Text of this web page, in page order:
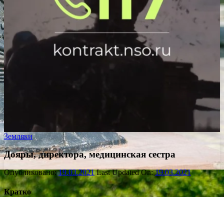
Земляки
Дояры, директора, медицинская сестра
Опубликовано:19.03.2021 Last Updated On:19.03.2021
Кратко